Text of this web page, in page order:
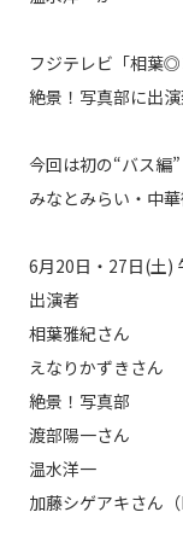
フジテレビ「相葉
絶景！写真部に出演
今回は初の“バス編”
みなとみらい・中
6月20日・27日(土)
出演者
相葉雅紀さん
えなりかずきさん
絶景！写真部
渡部陽一さん
温水洋一
加藤シゲアキさん